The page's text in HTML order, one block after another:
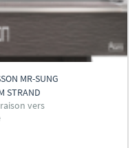
MR-SUNG
STRAND
vers